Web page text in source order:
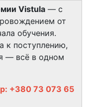
Vistula — с
от
обучения.
к поступлению,
— всё в одном
+380 73 073 65